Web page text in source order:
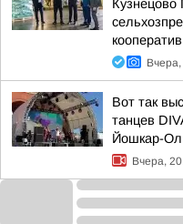
Кузнецово
Вот так
танцев
Йошкар-
Вчера,